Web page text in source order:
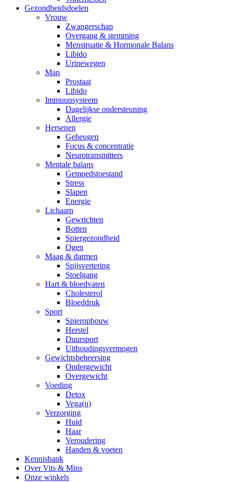
Gezondheidsdoelen
Vrouw
Zwangerschap
Overgang & stemming
Menstruatie & Hormonale Balans
Libido
Urinewegen
Man
Prostaat
Libido
Immuunsysteem
Dagelijkse ondersteuning
Allergie
Hersenen
Geheugen
Focus & concentratie
Neurotransmitters
Mentale balans
Gemoedstoestand
Stress
Slapen
Energie
Lichaam
Gewrichten
Botten
Spiergezondheid
Ogen
Maag & darmen
Spijsvertering
Stoelgang
Hart & bloedvaten
Cholesterol
Bloeddruk
Sport
Spieropbouw
Herstel
Duursport
Uithoudingsvermogen
Gewichtsbeheersing
Ondergewicht
Overgewicht
Voeding
Detox
Vega(n)
Verzorging
Huid
Haar
Veroudering
Handen & voeten
Kennisbank
Over Vits & Mins
Onze winkels